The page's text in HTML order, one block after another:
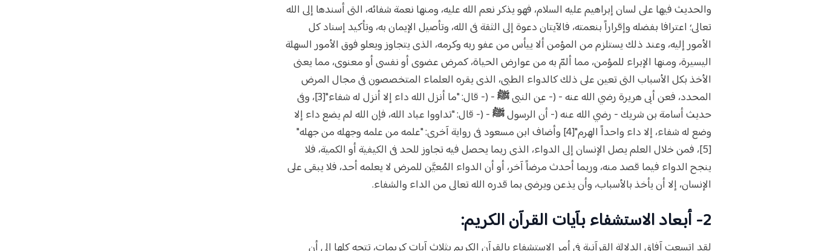
والحديث فيها على لسان إبراهيم عليه السلام، فهو يذكر نعم الله عليه، ومنها نعمة شفائه، التى أسندها إلى الله
تعالى؛ اعترافا بفضله وإقراراً بنعمته، فالآيتان دعوة إلى الثقة فى الله، وتأصيل الإيمان به، وتأكيد إسناد كل
الأمور إليه، وعند ذلك يستلزم من المؤمن ألا ييأس من عفو ربه وكرمه، الذى يتجاوز ويعلو فوق الأمور السهلة
اليسيرة، ومنها الإبراء للمؤمن، مما ألمّ به من عوارض الحياة، كمرض عضوى أو نفسى أو معنوى، مما يعنى
الأخذ بكل الأسباب التى تعين على ذلك كالدواء الطبى، الذى يقره العلماء المتخصصون فى مجال المرض
المحدد، فعن أبى هريرة رضي الله عنه - (- عن النبىﷺ
- (- قال: "ما أنزل الله داء إلا أنزل له شفاء"[3]، وفى
حديث أسامة بن شريك - رضي الله عنه (- أن الرسولﷺ- (- قال: "تداووا عباد الله، فإن الله لم يضع داء إلا
وضع له شفاء، إلا داء واحداً الهرم"[4] وأضاف ابن مسعود فى رواية آخرى: "علمه من علمه وجهله من جهله"
[5]، فمن خلال العلم يصل الإنسان إلى الدواء، الذى ربما يحصل فيه تجاوز للحد فى الكيفية أو الكمية، فلا
ينجح الدواء فيما قصد منه، وربما أحدث مرضاً آخر، أو أن الدواء المُعيَّن للمرض لا يعلمه أحد، فلا يبقى على
الإنسان، إلا أن يأخذ بالأسباب، وأن يذعن ويرضى بما قدره الله تعالى من الداء والشفاء.
2- أبعاد الاستشفاء بآيات القرآن الكريم: